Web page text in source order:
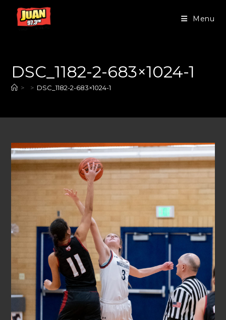
Menu
DSC_1182-2-683×1024-1
> > DSC_1182-2-683×1024-1